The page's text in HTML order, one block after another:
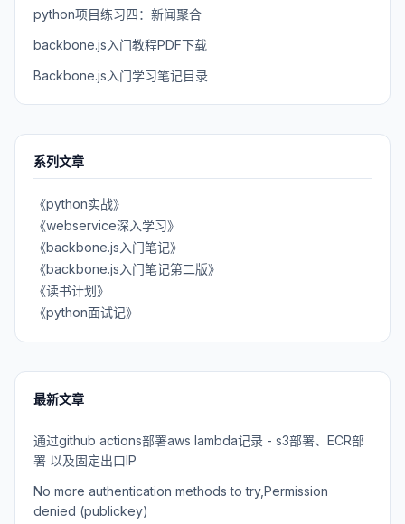
python项目练习四：新闻聚合
backbone.js入门教程PDF下载
Backbone.js入门学习笔记目录
系列文章
《python实战》
《webservice深入学习》
《backbone.js入门笔记》
《backbone.js入门笔记第二版》
《读书计划》
《python面试记》
最新文章
通过github actions部署aws lambda记录 - s3部署、ECR部
署 以及固定出口IP
No more authentication methods to try,Permission
denied (publickey)